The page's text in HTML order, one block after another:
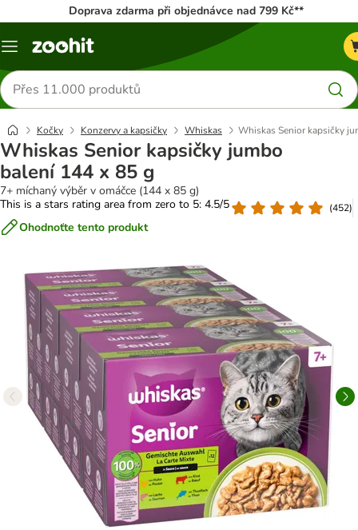
Doprava zdarma při objednávce nad 799 Kč**
Menu
Hledat
produkty
Kočky Konzervy a kapsičky Whiskas Whiskas Senior kapsičky
Whiskas Senior kapsičky jumbo
balení 144 x 85 g
7+ míchaný výběr v omáčce (144 x 85 g)
This is a stars rating area from zero to 5: 4.5/5
(452)
Ohodnoťte tento produkt